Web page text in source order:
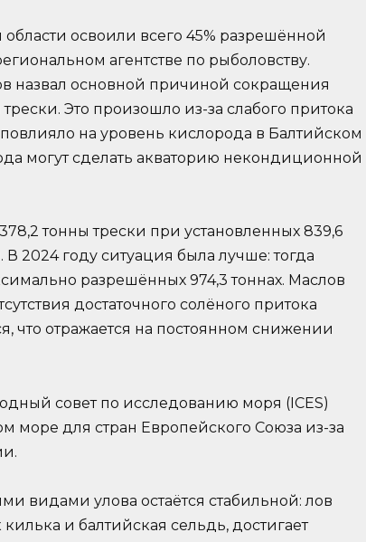
освоили всего 45% разрешённой
агентстве по рыболовству.
назвал основной причиной сокращения
Это произошло из-за слабого притока
на уровень кислорода в Балтийском
могут сделать акваторию некондиционной
тонны трески при установленных 839,6
2024 году ситуация была лучше: тогда
разрешённых 974,3 тоннах. Маслов
достаточного солёного притока
что отражается на постоянном снижении
совет по исследованию моря (ICES)
море для стран Европейского Союза из-за
видами улова остаётся стабильной: лов
и балтийская сельдь, достигает